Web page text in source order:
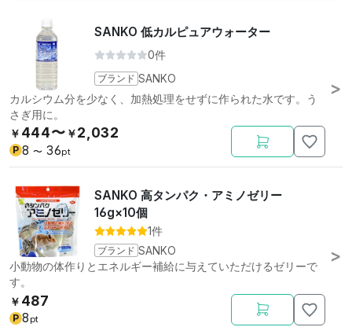
SANKO 低カルピュアウォーター
0件
ブランド SANKO
カルシウム分を少なく、加熱処理をせずに作られた水です。う
さぎ用に。
￥ 444〜 ￥2,032
P 8 〜 36pt
SANKO 高タンパク・アミノゼリー
16g×10個
1件
ブランド SANKO
小動物の体作りとエネルギー補給に与えていただけるゼリーで
す。
￥ 487
P 8 pt